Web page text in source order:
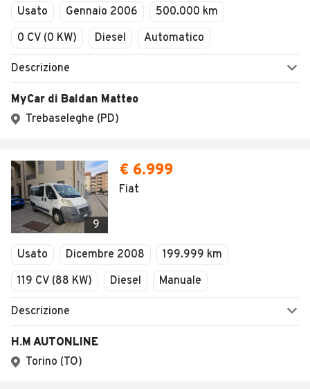
Usato Gennaio 2006
500.000 km
0 CV (0 KW)
Diesel Automatico
Descrizione
MyCar di Baldan Matteo
Trebaseleghe (PD)
9
€ 6.999
Fiat
Usato Dicembre 2008
199.999 km
119 CV (88 KW)
Diesel Manuale
Descrizione
H.M AUTONLINE
Torino (TO)